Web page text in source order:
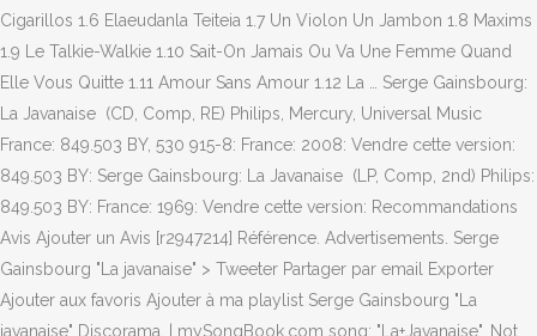
Cigarillos 1.6 Elaeudanla Teiteia 1.7 Un Violon Un Jambon 1.8 Maxims
1.9 Le Talkie-Walkie 1.10 Sait-On Jamais Ou Va Une Femme Quand
Elle Vous Quitte 1.11 Amour Sans Amour 1.12 La … Serge Gainsbourg:
La Javanaise ‎ (CD, Comp, RE) Philips, Mercury, Universal Music
France: 849.503 BY, 530 915-8: France: 2008: Vendre cette version:
849.503 BY: Serge Gainsbourg: La Javanaise ‎ (LP, Comp, 2nd) Philips:
849.503 BY: France: 1969: Vendre cette version: Recommandations
Avis Ajouter un Avis [r2947214] Référence. Advertisements. Serge
Gainsbourg "La javanaise" > Tweeter Partager par email Exporter
Ajouter aux favoris Ajouter à ma playlist Serge Gainsbourg "La
javanaise" Discorama. | mySongBook.com song: "La+Javanaise", Not